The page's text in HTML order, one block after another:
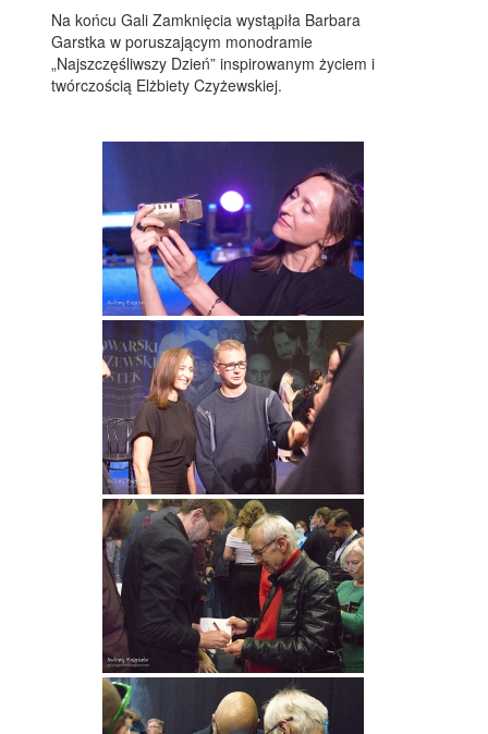
Na końcu Gali Zamknięcia wystąpiła Barbara
Garstka w poruszającym monodramie
„Najszczęśliwszy Dzień” inspirowanym życiem i
twórczością Elżbiety Czyżewskiej.